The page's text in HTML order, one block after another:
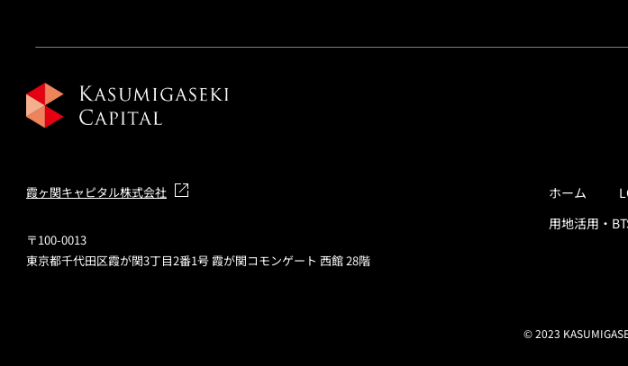
ホーム
用地活用・
霞ヶ関キャピタル株式会社
〒100-0013
東京都千代田区霞が関3丁目2番1号 霞が関コモンゲート 西館 28階
© 2023